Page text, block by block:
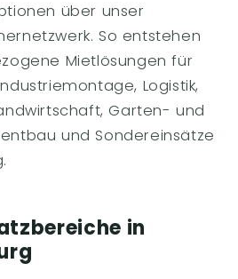
über unser
So entstehen
Mietlösungen für
Logistik,
Garten- und
und Sondereinsätze
in